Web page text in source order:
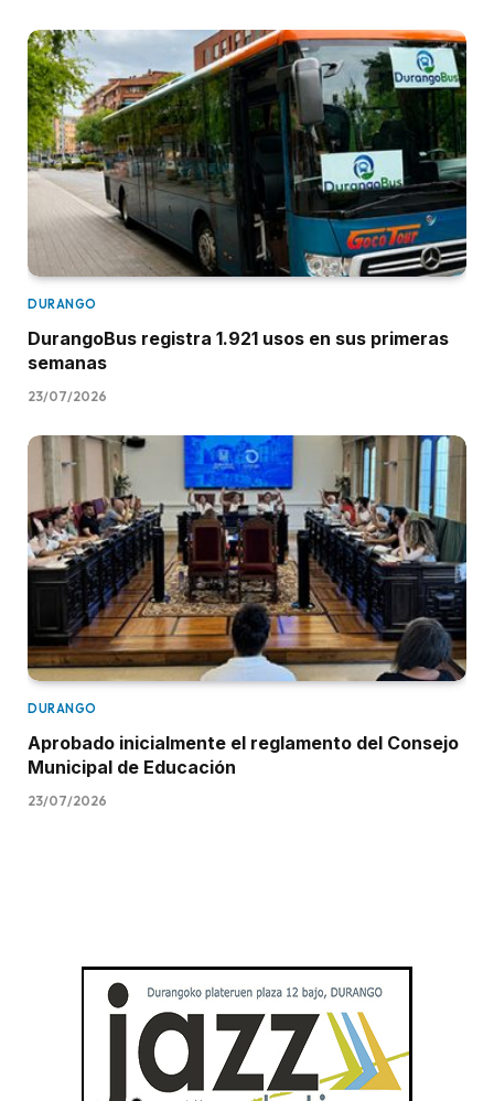
DURANGO
DurangoBus registra 1.921 usos en sus primeras
semanas
23/07/2026
DURANGO
Aprobado inicialmente el reglamento del Consejo
Municipal de Educación
23/07/2026